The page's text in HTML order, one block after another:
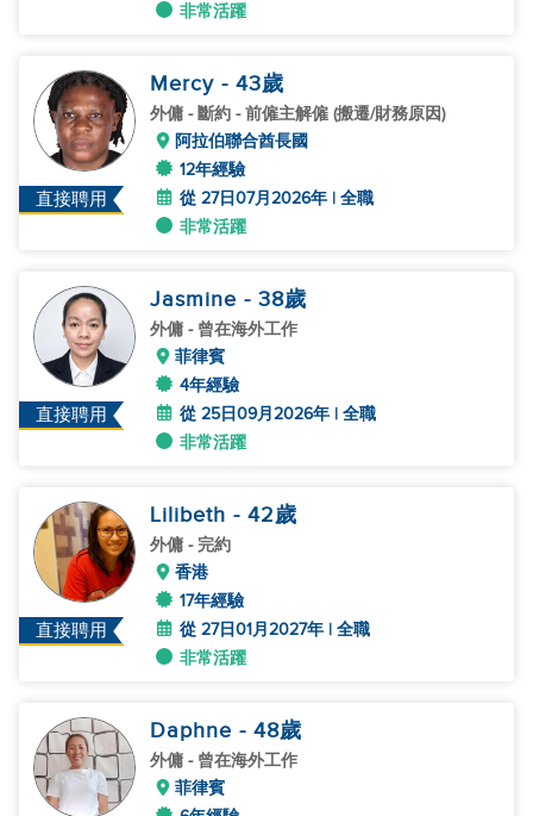
非常活躍
直接聘用
Mercy - 43歲
外傭 - 斷約 - 前僱主解僱 (搬遷/財務原因)
阿拉伯聯合酋長國
12年經驗
從 27日07月2026年 | 全職
非常活躍
直接聘用
Jasmine - 38歲
外傭 - 曾在海外工作
菲律賓
4年經驗
從 25日09月2026年 | 全職
非常活躍
直接聘用
Lilibeth - 42歲
外傭 - 完約
香港
17年經驗
從 27日01月2027年 | 全職
非常活躍
Daphne - 48歲
外傭 - 曾在海外工作
菲律賓